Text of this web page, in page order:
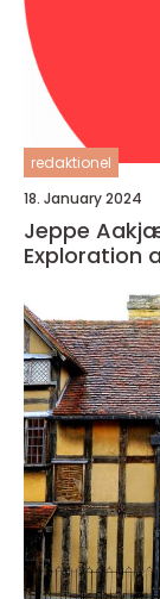
redaktionel
18. January 2024
Jeppe
Exploration